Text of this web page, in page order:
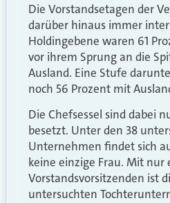
Die Vorstandsetagen der
darüber hinaus immer
Holdingebene waren 61
vor ihrem Sprung an die
Ausland. Eine Stufe
noch 56 Prozent mit
Die Chefsessel sind dabei
besetzt. Unter den 38
Unternehmen findet sich
keine einzige Frau. Mit nur
Vorstandsvorsitzenden ist
untersuchten